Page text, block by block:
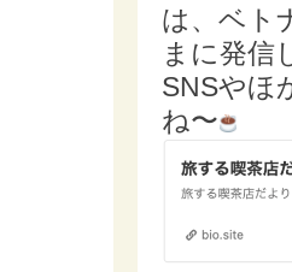
は、ベト
まに発信
SNSやほ
ね〜